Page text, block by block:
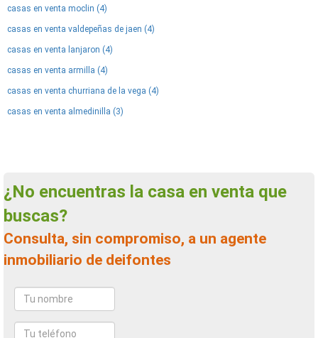
casas en venta moclin (4)
casas en venta valdepeñas de jaen (4)
casas en venta lanjaron (4)
casas en venta armilla (4)
casas en venta churriana de la vega (4)
casas en venta almedinilla (3)
¿No encuentras la casa en venta que
buscas?
Consulta, sin compromiso, a un agente
inmobiliario de deifontes